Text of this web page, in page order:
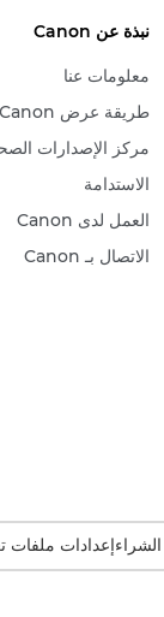
نبذة عن Canon
معلومات عنا
طريقة عرض Canon
مركز الإصدارات
الاستدامة
العمل لدى Canon
الاتصال بـ Canon
إعدادات ملفات